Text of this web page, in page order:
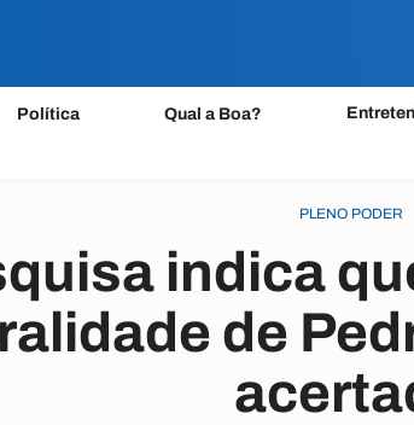
Política Qual a Boa?
PLENO PODER
indica
de